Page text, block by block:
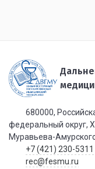
680000,
федеральный округ,
Муравьева-
+7 (421) 230-5311
rec@fesmu.ru